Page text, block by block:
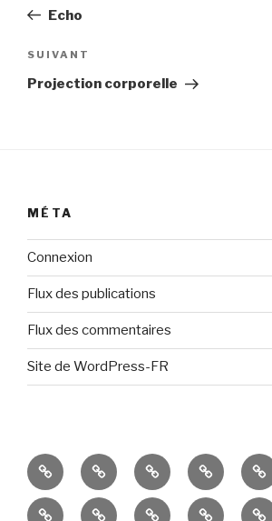
l’article
précédent
Echo
Article
suivant
SUIVANT
Projection corporelle
MÉTA
Connexion
Flux des publications
Flux des commentaires
Site de WordPress-FR
PrésentationRésultatsPortes
Ouvertes
Espaces
de
travail
ProductionsProductionsProductionsAteliers